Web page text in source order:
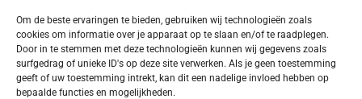
Om de beste ervaringen te bieden, gebruiken wij technologieën zoals
cookies om informatie over je apparaat op te slaan en/of te raadplegen.
Door in te stemmen met deze technologieën kunnen wij gegevens zoals
surfgedrag of unieke ID's op deze site verwerken. Als je geen toestemming
geeft of uw toestemming intrekt, kan dit een nadelige invloed hebben op
bepaalde functies en mogelijkheden.
Blog
Contact
Voor bedrijven